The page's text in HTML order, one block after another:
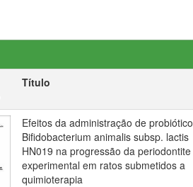
Título
Efeitos da administração de probiótico
Bifidobacterium animalis subsp. lactis
HN019 na progressão da periodontite
experimental em ratos submetidos a
quimioterapia